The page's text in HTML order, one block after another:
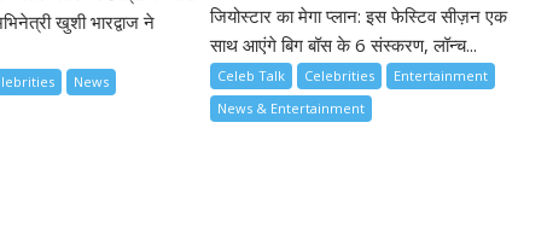
खुशी भारद्वाज ने
News
जियोस्टार का मेगा प्लान: इस फेस्टिव सीज़न एक
साथ आएंगे बिग बॉस के 6 संस्करण, लॉन्च...
Celeb Talk Celebrities
Entertainment
News & Entertainment